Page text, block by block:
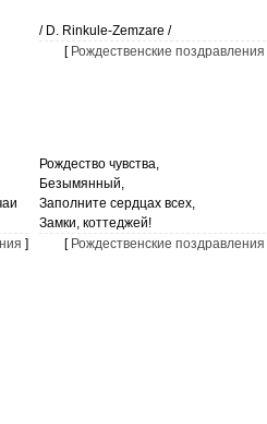
/ D. Rinkule-Zemzare /
[ Рождественские поздравления
]
Рождество чувства,
Безымянный,
Заполните сердцах всех,
Замки, коттеджей!
[ Рождественские поздравления